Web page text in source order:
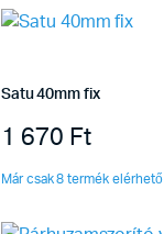
Satu 40mm fix
1 670 Ft
Már csak 8 termék elérhető